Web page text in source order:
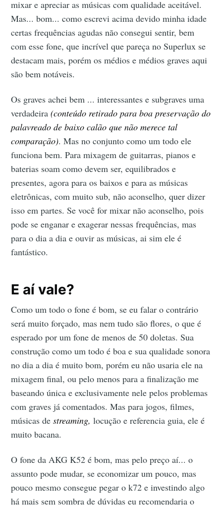
mixar e apreciar as músicas com qualidade aceitável.
Mas... bom... como escrevi acima devido minha idade
certas frequências agudas não consegui sentir, bem
com esse fone, que incrível que pareça no Superlux se
destacam mais, porém os médios e médios graves aqui
são bem notáveis.
Os graves achei bem ... interessantes e subgraves uma
verdadeira(conteúdo retirado para boa preservação do
palavreado de baixo calão que não merece tal
comparação). Mas no conjunto como um todo ele
funciona bem. Para mixagem de guitarras, pianos e
baterias soam como devem ser, equilibrados e
presentes, agora para os baixos e para as músicas
eletrônicas, com muito sub, não aconselho, quer dizer
isso em partes. Se você for mixar não aconselho, pois
pode se enganar e exagerar nessas frequências, mas
para o dia a dia e ouvir as músicas, ai sim ele é
fantástico.
E aí vale?
Como um todo o fone é bom, se eu falar o contrário
será muito forçado, mas nem tudo são flores, o que é
esperado por um fone de menos de 50 doletas. Sua
construção como um todo é boa e sua qualidade sonora
no dia a dia é muito bom, porém eu não usaria ele na
mixagem final, ou pelo menos para a finalização me
baseando única e exclusivamente nele pelos problemas
com graves já comentados. Mas para jogos, filmes,
músicas destreaming,locução e referencia guia, ele é
muito bacana.
O fone da AKG K52 é bom, mas pelo preço aí... o
assunto pode mudar, se economizar um pouco, mas
pouco mesmo consegue pegar o k72 e investindo algo
há mais sem sombra de dúvidas eu recomendaria o